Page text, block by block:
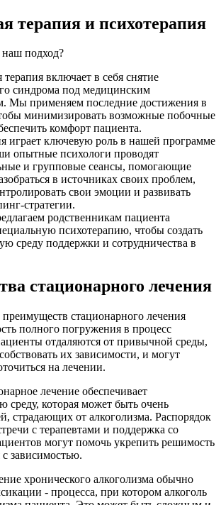
терапия и психотерапия
наш подход?
включает в себя снятие
синдрома под медицинским
Мы применяем последние достижения в
минимизировать возможные побочные
комфорт пациента.
играет ключевую роль в нашей программе
опытные психологи проводят
и групповые сеансы, помогающие
в источниках своих проблем,
свои эмоции и развивать
стратегии.
родственникам пациента
психотерапию, чтобы создать
среду поддержки и сотрудничества в
стационарного лечения
стационарного лечения
полного погружения в процесс
отдаляются от привычной среды,
их зависимости, и могут
на лечении.
лечение обеспечивает
среду, которая может быть очень
страдающих от алкоголизма. Распорядок
с терапевтами и поддержка со
могут помочь укрепить решимость
с зависимостью.
хронического алкоголизма обычно
- процесса, при котором алкоголь